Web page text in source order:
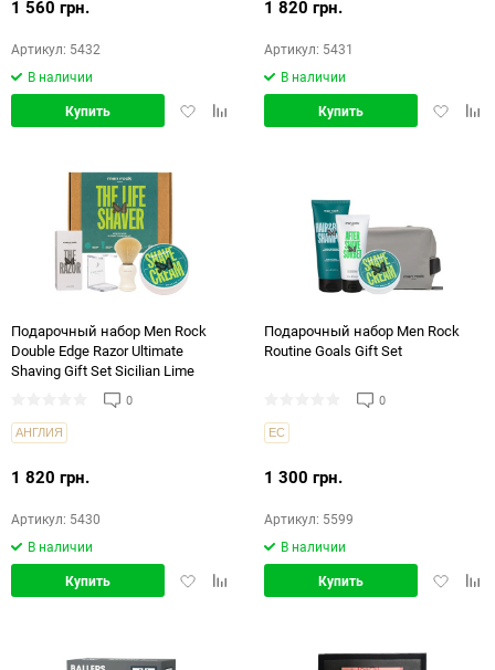
1 560 грн.
Артикул: 5432
В наличии
ДобавитьДобавить
Купить
1 820 грн.
Артикул: 5431
В наличии
Купить
Подарочный набор Men Rock
Double Edge Razor Ultimate
Shaving Gift Set Sicilian Lime
0
АНГЛИЯ
1 820 грн.
Артикул: 5430
В наличии
ДобавитьДобавить
Купить
Подарочный набор Men Rock
Routine Goals Gift Set
0
ЕС
1 300 грн.
Артикул: 5599
В наличии
Купить